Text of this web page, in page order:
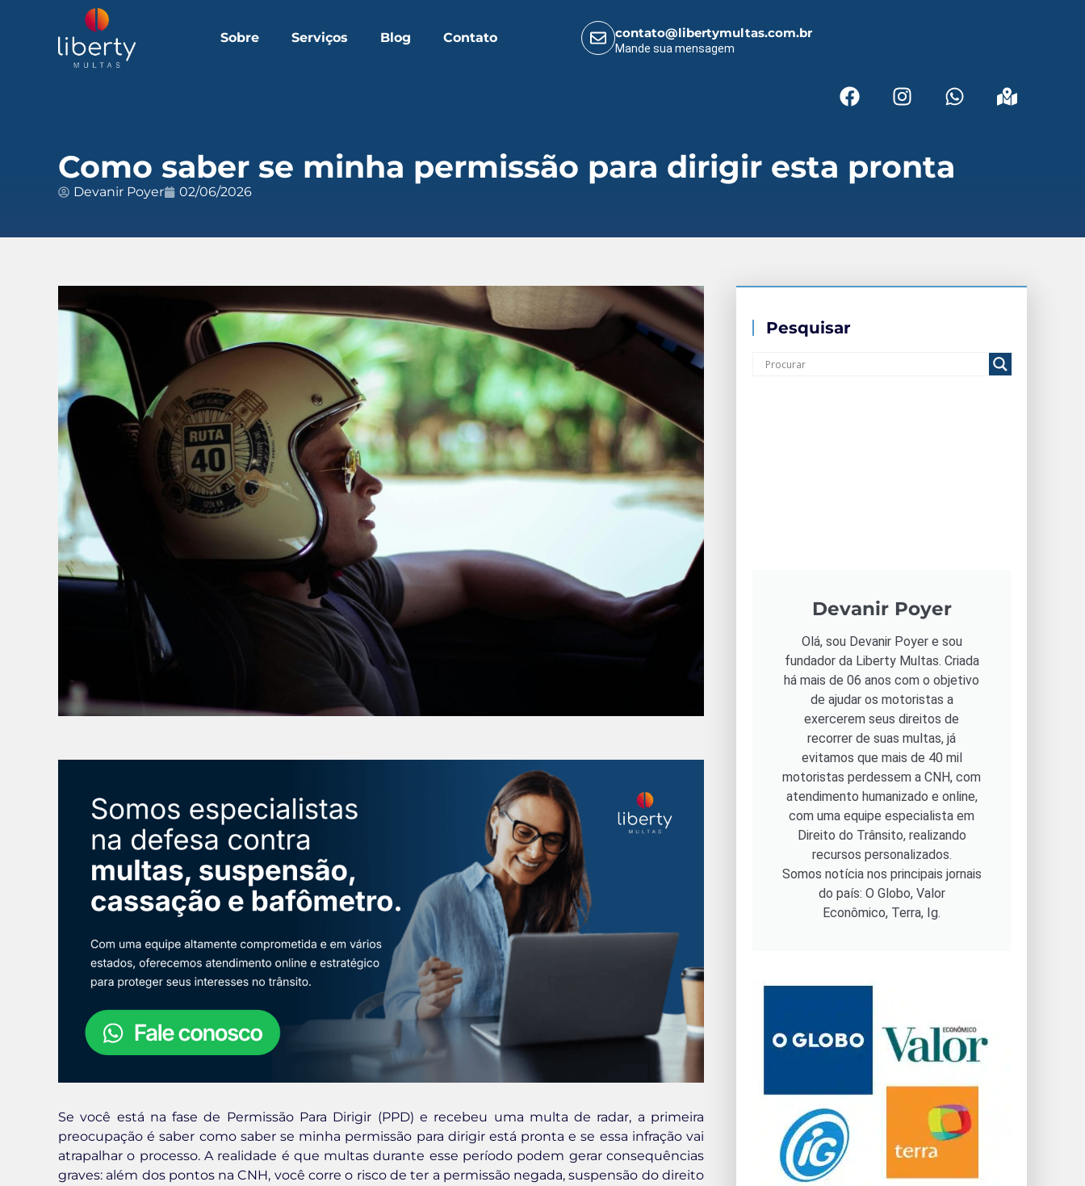
Sobre Serviços Blog Contato contato@libertymultas.com.br
Mande sua mensagem
Como saber se minha permissão para dirigir esta pronta
Devanir Poyer 02/06/2026
Se você está na fase de Permissão Para Dirigir (PPD) e recebeu uma multa de radar, a primeira
preocupação é saber como saber se minha permissão para dirigir está pronta e se essa infração vai
atrapalhar o processo. A realidade é que multas durante esse período podem gerar consequências
graves: além dos pontos na CNH, você corre o risco de ter a permissão negada, suspensão do direito
Pesquisar
Devanir Poyer
Olá, sou Devanir Poyer e sou
fundador da Liberty Multas. Criada
há mais de 06 anos com o objetivo
de ajudar os motoristas a
exercerem seus direitos de
recorrer de suas multas, já
evitamos que mais de 40 mil
motoristas perdessem a CNH, com
atendimento humanizado e online,
com uma equipe especialista em
Direito do Trânsito, realizando
recursos personalizados.
Somos notícia nos principais jornais
do país: O Globo, Valor
Econômico, Terra, Ig.